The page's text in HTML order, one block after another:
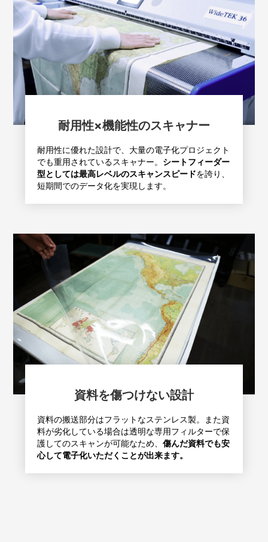
耐用性×機能性のスキャナー
耐用性に優れた設計で、大量の電子化プロジェクト
でも重用されているスキャナー。 シートフィーダー
型としては最高レベルのスキャンスピードを誇り、
短期間でのデータ化を実現します。
資料を傷つけない設計
資料の搬送部分はフラットなステンレス製。また資
料が劣化している場合は透明な専用フィルターで保
護してのスキャンが可能なため、傷んだ資料でも安
心して電子化いただくことが出来ます。